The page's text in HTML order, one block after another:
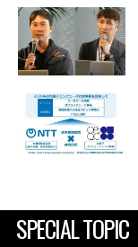
SPECIAL TOPIC